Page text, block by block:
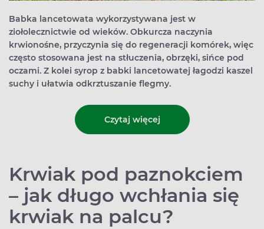
Babka lancetowata wykorzystywana jest w
ziołolecznictwie od wieków. Obkurcza naczynia
krwionośne, przyczynia się do regeneracji komórek, więc
często stosowana jest na stłuczenia, obrzęki, sińce pod
oczami. Z kolei syrop z babki lancetowatej łagodzi kaszel
suchy i ułatwia odkrztuszanie flegmy.
Czytaj więcej
Krwiak pod paznokciem
– jak długo wchłania się
krwiak na palcu?